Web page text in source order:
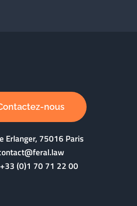
nous
Erlanger, 75016 Paris
+33 (0)1 70 71 22 00